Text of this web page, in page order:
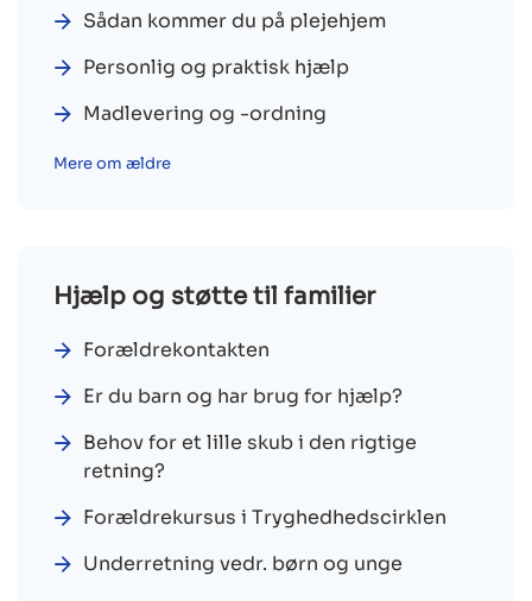
Sådan kommer du på plejehjem
Personlig og praktisk hjælp
Madlevering og -ordning
Mere om ældre
Hjælp og støtte til familier
Forældrekontakten
Er du barn og har brug for hjælp?
Behov for et lille skub i den rigtige
retning?
Forældrekursus i Tryghedhedscirklen
Underretning vedr. børn og unge